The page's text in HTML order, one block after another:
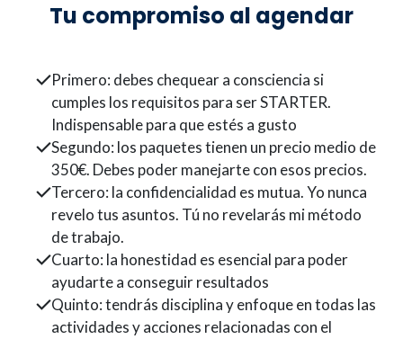
Tu compromiso al agendar
Primero: debes chequear a consciencia si
cumples los requisitos para ser STARTER.
Indispensable para que estés a gusto
Segundo: los paquetes tienen un precio medio de
350€. Debes poder manejarte con esos precios.
Tercero: la confidencialidad es mutua. Yo nunca
revelo tus asuntos. Tú no revelarás mi método
de trabajo.
Cuarto: la honestidad es esencial para poder
ayudarte a conseguir resultados
Quinto: tendrás disciplina y enfoque en todas las
actividades y acciones relacionadas con el